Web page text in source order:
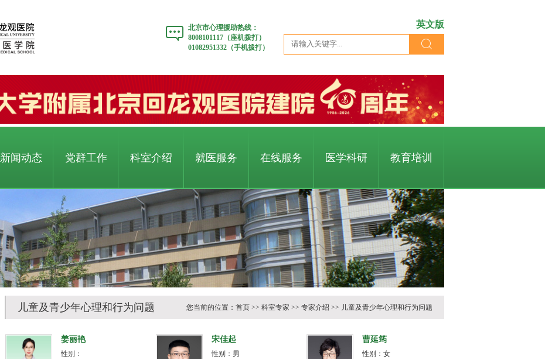
北京市心理援助热线：
8008101117（座机拨打）
01082951332（手机拨打）
英文版
新闻动态 党群工作 科室介绍 就医服务 在线服务 医学科研 教育培训
儿童及青少年心理和行为问题 您当前的位置： 首页 >> 科室专家 >> 专家介绍 >> 儿童及青少年心理和行为问题
姜丽艳
性别：
宋佳起
性别：男
曹延筠
性别：女